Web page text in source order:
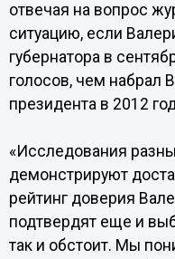
отвечая на вопрос
ситуацию, если
губернатора в
голосов, чем набрал
президента в 2012
«Исследования
демонстрируют
рейтинг доверия
подтвердят еще и
так и обстоит. Мы